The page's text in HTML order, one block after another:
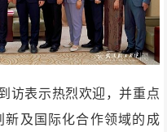
访表示热烈欢迎，并重点
及国际化合作领域的成